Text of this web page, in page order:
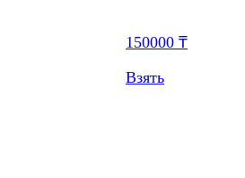
150000 ₸
Взять